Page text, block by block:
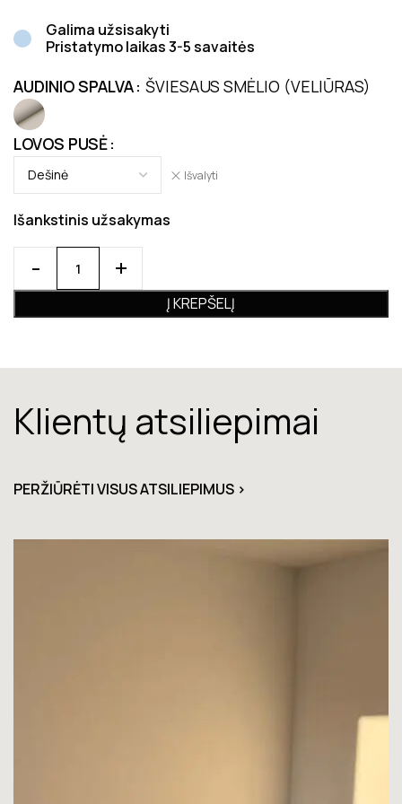
Galima užsisakyti
Pristatymo laikas 3-5 savaitės
AUDINIO SPALVA ŠVIESAUS SMĖLIO (VELIŪRAS)
LOVOS PUSĖ
Išvalyti
Išankstinis užsakymas
Į KREPŠELĮ
Klientų atsiliepimai
PERŽIŪRĖTI VISUS ATSILIEPIMUS >